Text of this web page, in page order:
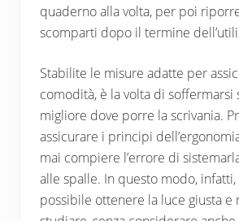
quaderno alla volta, per poi
scomparti dopo il termine
Stabilite le misure adatte per
comodità, è la volta di soffermarsi
migliore dove porre la scrivania.
assicurare i principi
mai compiere l’errore di
alle spalle. In questo modo, infatti,
possibile ottenere la luce giusta e